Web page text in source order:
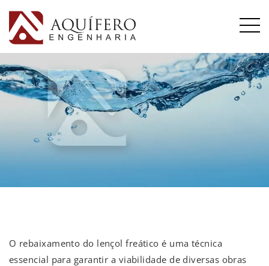
O rebaixamento do lençol freático é uma técnica
essencial para garantir a viabilidade de diversas obras